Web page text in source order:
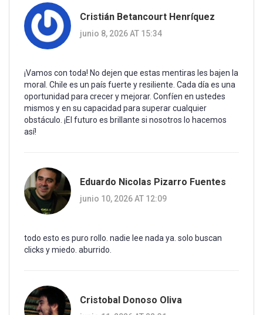
Cristián Betancourt Henríquez
junio 8, 2026 AT 15:34
¡Vamos con toda! No dejen que estas mentiras les bajen la
moral. Chile es un país fuerte y resiliente. Cada día es una
oportunidad para crecer y mejorar. Confíen en ustedes
mismos y en su capacidad para superar cualquier
obstáculo. ¡El futuro es brillante si nosotros lo hacemos
así!
Eduardo Nicolas Pizarro Fuentes
junio 10, 2026 AT 12:09
todo esto es puro rollo. nadie lee nada ya. solo buscan
clicks y miedo. aburrido.
Cristobal Donoso Oliva